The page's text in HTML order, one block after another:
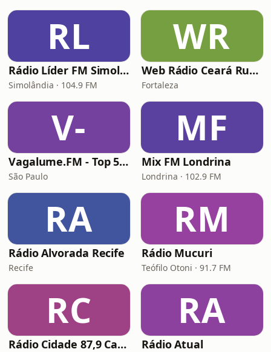
RL
Rádio Líder FM Simolândia
Simolândia · 104.9 FM
WR
Web Rádio Ceará Rural
Fortaleza
V-
Vagalume.FM - Top 50 Internacional
São Paulo
MF
Mix FM Londrina
Londrina · 102.9 FM
RA
Rádio Alvorada Recife
Recife
RM
Rádio Mucuri
Teófilo Otoni · 91.7 FM
RC
Rádio Cidade 87,9 Campos Gerais
RA
Rádio Atual